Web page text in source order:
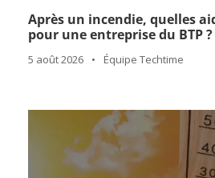
Après un incendie, quelles
pour une entreprise du BTP ?
5 août 2026 • Équipe Techtime